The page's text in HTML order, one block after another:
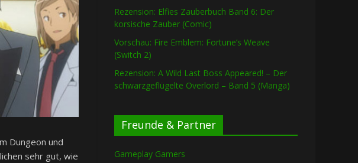
Dungeon und
sehr gut, wie
Rezension: Elfies Zauberbuch Band 6: Der
korsische Zauber (Comic)
Vorschau: Fire Emblem: Fortune’s Weave
(Switch 2)
Rezension: A Wild Last Boss Appeared! – Der
schwarzgeflügelte Overlord – Band 5 (Manga)
Freunde & Partner
Gameplay Gamers